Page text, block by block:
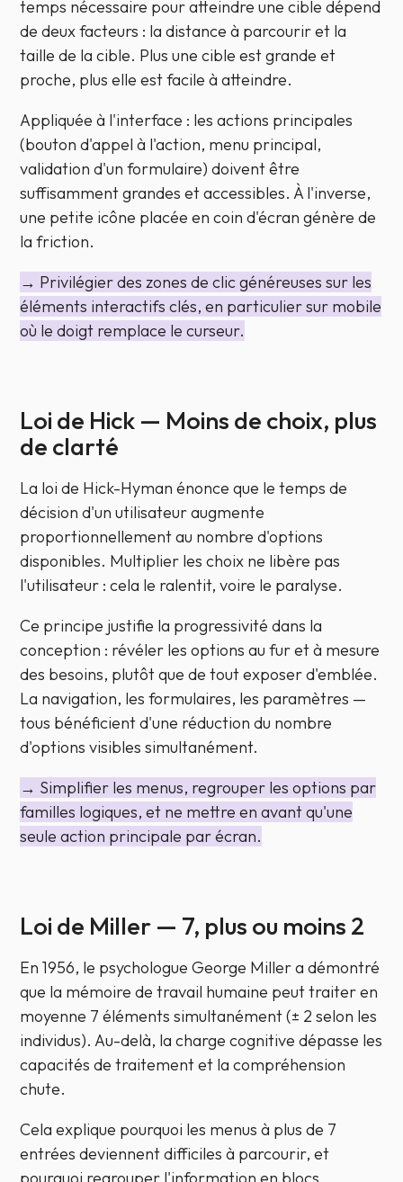
temps nécessaire pour atteindre une cible dépend
de deux facteurs : la distance à parcourir et la
taille de la cible. Plus une cible est grande et
proche, plus elle est facile à atteindre.
Appliquée à l'interface : les actions principales
(bouton d'appel à l'action, menu principal,
validation d'un formulaire) doivent être
suffisamment grandes et accessibles. À l'inverse,
une petite icône placée en coin d'écran génère de
la friction.
→ Privilégier des zones de clic généreuses sur les
éléments interactifs clés, en particulier sur mobile
où le doigt remplace le curseur.
Loi de Hick — Moins de choix, plus
de clarté
La loi de Hick-Hyman énonce que le temps de
décision d'un utilisateur augmente
proportionnellement au nombre d'options
disponibles. Multiplier les choix ne libère pas
l'utilisateur : cela le ralentit, voire le paralyse.
Ce principe justifie la progressivité dans la
conception : révéler les options au fur et à mesure
des besoins, plutôt que de tout exposer d'emblée.
La navigation, les formulaires, les paramètres —
tous bénéficient d'une réduction du nombre
d'options visibles simultanément.
→ Simplifier les menus, regrouper les options par
familles logiques, et ne mettre en avant qu'une
seule action principale par écran.
Loi de Miller — 7, plus ou moins 2
En 1956, le psychologue George Miller a démontré
que la mémoire de travail humaine peut traiter en
moyenne 7 éléments simultanément (± 2 selon les
individus). Au-delà, la charge cognitive dépasse les
capacités de traitement et la compréhension
chute.
Cela explique pourquoi les menus à plus de 7
entrées deviennent difficiles à parcourir, et